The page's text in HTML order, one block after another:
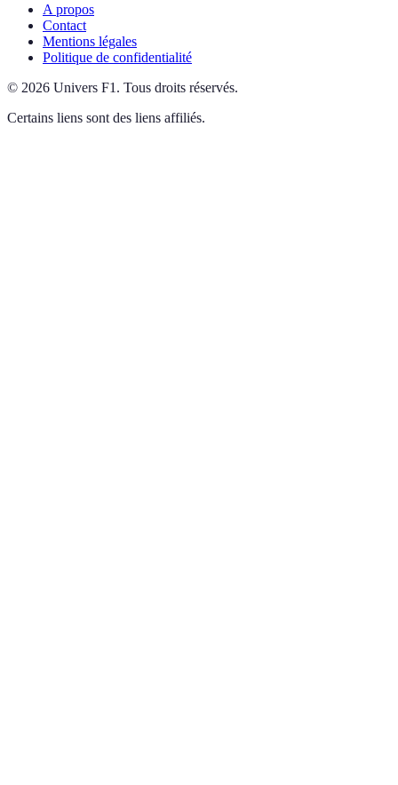
A propos
Contact
Mentions légales
Politique de confidentialité
© 2026 Univers F1 . Tous droits réservés.
Certains liens sont des liens affiliés.